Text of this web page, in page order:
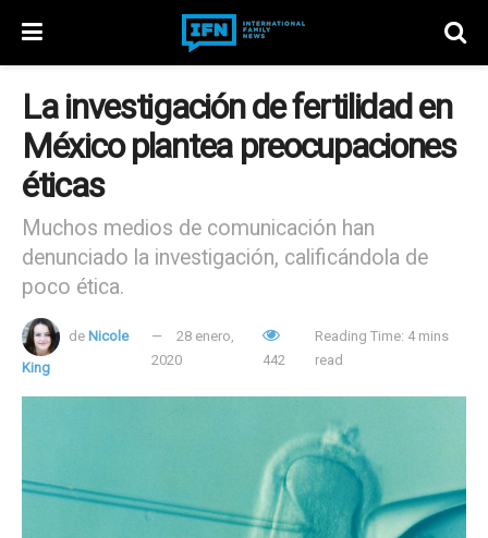
La investigación de fertilidad en
México plantea preocupaciones
éticas
Muchos medios de comunicación han
denunciado la investigación, calificándola de
poco ética.
de Nicole
King
28 enero,
2020
442
Reading Time: 4 mins
read